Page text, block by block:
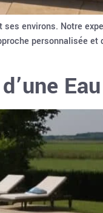
ses environs. Notre
personnalisée